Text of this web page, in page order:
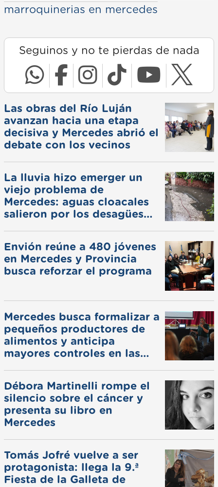
marroquinerias en mercedes
Seguinos y no te pierdas de nada
Las obras del Río Luján
avanzan hacia una etapa
decisiva y Mercedes abrió el
debate con los vecinos
La lluvia hizo emerger un
viejo problema de
Mercedes: aguas cloacales
salieron por los desagües
Envión reúne a 480 jóvenes
en Mercedes y Provincia
busca reforzar el programa
Mercedes busca formalizar a
pequeños productores de
alimentos y anticipa
mayores controles en las
Débora Martinelli rompe el
silencio sobre el cáncer y
presenta su libro en
Mercedes
Tomás Jofré vuelve a ser
protagonista: llega la 9.ª
Fiesta de la Galleta de